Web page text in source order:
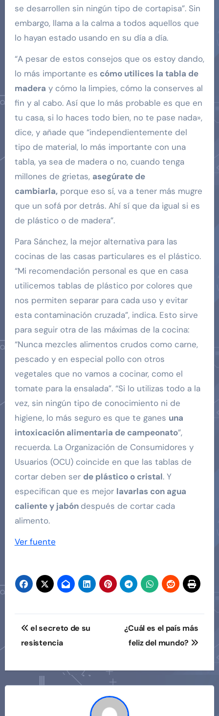
se desarrollen sin ningún tipo de cortapisa”. Sin
embargo, llama a la calma a todos aquellos que
lo hayan estado usando en su día a día.
“A pesar de estos consejos que os estoy dando,
lo más importante es cómo utilices la tabla de
madera y cómo la limpies, cómo la conserves al
fin y al cabo. Así que lo más probable es que en
tu casa, si lo haces todo bien, no te pase nada»,
dice, y añade que “independientemente del
tipo de material, lo más importante con una
tabla, ya sea de madera o no, cuando tenga
millones de grietas, asegúrate de
cambiarla,porque eso sí, va a tener más mugre
que un sofá por detrás. Ahí sí que da igual si es
de plástico o de madera”.
Para Sánchez, la mejor alternativa para las
cocinas de las casas particulares es el plástico.
“Mi recomendación personal es que en casa
utilicemos tablas de plástico por colores que
nos permiten separar para cada uso y evitar
esta contaminación cruzada”, indica. Esto sirve
para seguir otra de las máximas de la cocina:
“Nunca mezcles alimentos crudos como carne,
pescado y en especial pollo con otros
vegetales que no vamos a cocinar, como el
tomate para la ensalada”. “Si lo utilizas todo a la
vez, sin ningún tipo de conocimiento ni de
higiene, lo más seguro es que te ganes una
intoxicación alimentaria de campeonato”,
recuerda. La Organización de Consumidores y
Usuarios (OCU) coincide en que las tablas de
cortar deben ser de plástico o cristal. Y
especifican que es mejor lavarlas con agua
caliente y jabón después de cortar cada
alimento.
Ver fuente
Navegación
de
el secreto de su
resistencia
¿Cuál es el país más
feliz del mundo?